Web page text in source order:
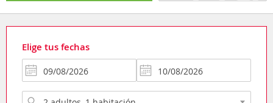
Elige tus fechas